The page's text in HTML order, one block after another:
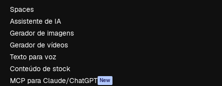
Spaces
Assistente de IA
Gerador de imagens
Gerador de vídeos
Texto para voz
Conteúdo de stock
MCP para Claude/ChatGPT New